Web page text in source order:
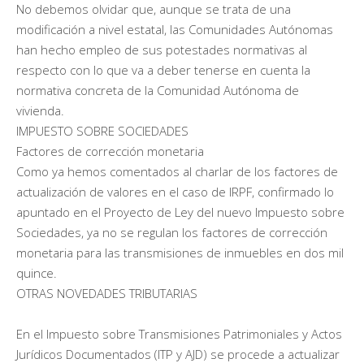
No debemos olvidar que, aunque se trata de una
modificación a nivel estatal, las Comunidades Autónomas
han hecho empleo de sus potestades normativas al
respecto con lo que va a deber tenerse en cuenta la
normativa concreta de la Comunidad Autónoma de
vivienda.
IMPUESTO SOBRE SOCIEDADES
Factores de corrección monetaria
Como ya hemos comentados al charlar de los factores de
actualización de valores en el caso de IRPF, confirmado lo
apuntado en el Proyecto de Ley del nuevo Impuesto sobre
Sociedades, ya no se regulan los factores de corrección
monetaria para las transmisiones de inmuebles en dos mil
quince.
OTRAS NOVEDADES TRIBUTARIAS
En el Impuesto sobre Transmisiones Patrimoniales y Actos
Jurídicos Documentados (ITP y AJD) se procede a actualizar